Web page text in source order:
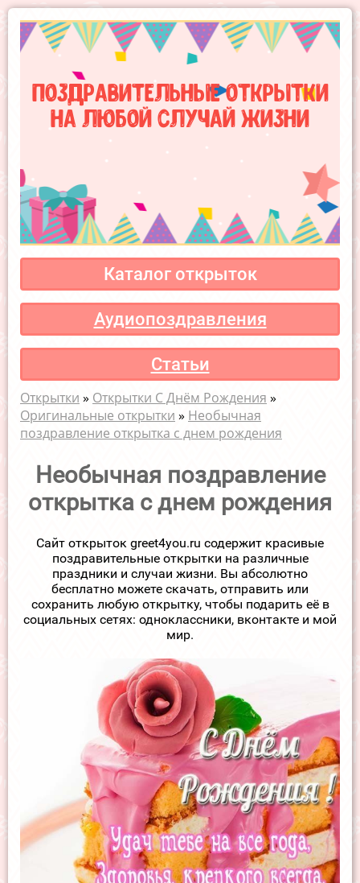
Поздравительные открытки
на любой случай жизни
Каталог открыток
Аудиопоздравления
Статьи
Открытки » Открытки С Днём Рождения »
Оригинальные открытки » Необычная
поздравление открытка с днем рождения
Необычная поздравление
открытка с днем рождения
Сайт открыток greet4you.ru содержит красивые
поздравительные открытки на различные
праздники и случаи жизни. Вы абсолютно
бесплатно можете скачать, отправить или
сохранить любую открытку, чтобы подарить её в
социальных сетях: одноклассники, вконтакте и мой
мир.